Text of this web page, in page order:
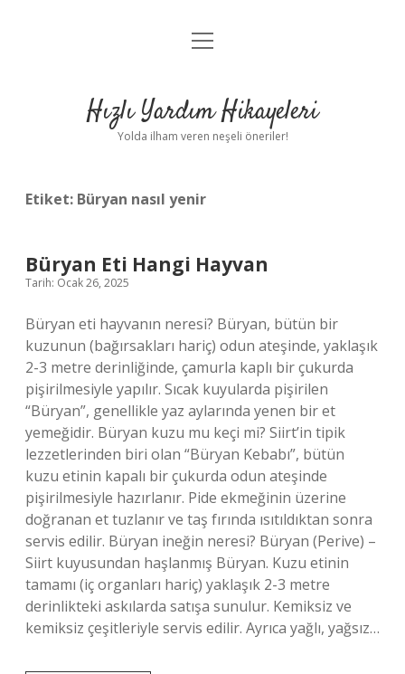
Anasayfa
Yasal Uyarı
menüyü
Hızlı Yardım Hikayeleri
Yolda ilham veren neşeli öneriler!
Etiket: Büryan nasıl yenir
Büryan Eti Hangi Hayvan
Tarih: Ocak 26, 2025
Büryan eti hayvanın neresi? Büryan, bütün bir
kuzunun (bağırsakları hariç) odun ateşinde, yaklaşık
2-3 metre derinliğinde, çamurla kaplı bir çukurda
pişirilmesiyle yapılır. Sıcak kuyularda pişirilen
“Büryan”, genellikle yaz aylarında yenen bir et
yemeğidir. Büryan kuzu mu keçi mi? Siirt’in tipik
lezzetlerinden biri olan “Büryan Kebabı”, bütün
kuzu etinin kapalı bir çukurda odun ateşinde
pişirilmesiyle hazırlanır. Pide ekmeğinin üzerine
doğranan et tuzlanır ve taş fırında ısıtıldıktan sonra
servis edilir. Büryan ineğin neresi? Büryan (Perive) –
Siirt kuyusundan haşlanmış Büryan. Kuzu etinin
tamamı (iç organları hariç) yaklaşık 2-3 metre
derinlikteki askılarda satışa sunulur. Kemiksiz ve
kemiksiz çeşitleriyle servis edilir. Ayrıca yağlı, yağsız…